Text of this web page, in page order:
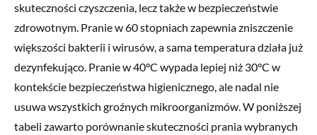
skuteczności czyszczenia, lecz także w bezpieczeństwie
zdrowotnym. Pranie w 60 stopniach zapewnia zniszczenie
większości bakterii i wirusów, a sama temperatura działa już
dezynfekująco. Pranie w 40°C wypada lepiej niż 30°C w
kontekście bezpieczeństwa higienicznego, ale nadal nie
usuwa wszystkich groźnych mikroorganizmów. W poniższej
tabeli zawarto porównanie skuteczności prania wybranych